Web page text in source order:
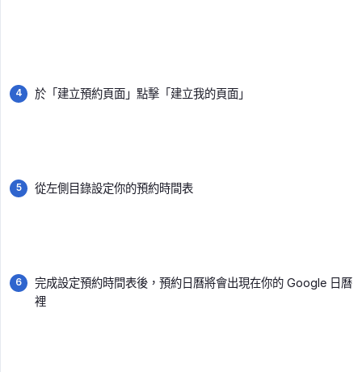
於「建立預約頁面」點擊「建立我的頁面」
從左側目錄設定你的預約時間表
完成設定預約時間表後，預約日曆將會出現在你的 Google 日曆
裡